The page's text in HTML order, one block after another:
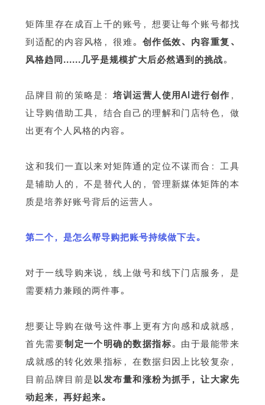
矩阵里存在成百上千的账号，想要让每个账号都找
到适配的内容风格，很难。 创作低效、内容重复、
风格趋同......几乎是规模扩大后必然遇到的挑战。
品牌目前的策略是：培训运营人使用AI进行创作 ，
让导购借助工具，结合自己的理解和门店特色，做
出更有个人风格的内容。
这和我们一直以来对矩阵通的定位不谋而合：工具
是辅助人的，不是替代人的，管理新媒体矩阵的本
质是培养好账号背后的运营人。
第二个，是怎么帮导购把账号持续做下去。
对于一线导购来说，线上做号和线下门店服务，是
需要精力兼顾的两件事。
想要让导购在做号这件事上更有方向感和成就感，
首先需要制定一个明确的数据指标。由于最能带来
成就感的转化效果指标，在数据归因上比较复杂，
目前品牌目前是以发布量和涨粉为抓手，让大家先
动起来，再好起来。